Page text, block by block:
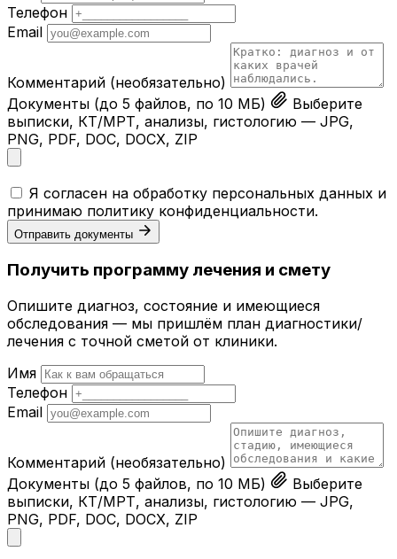
Телефон
Email
Комментарий (необязательно)
Документы (до 5 файлов, по 10 МБ)
Выберите
выписки, КТ/МРТ, анализы, гистологию — JPG,
PNG, PDF, DOC, DOCX, ZIP
Я согласен на обработку персональных данных и
принимаю политику конфиденциальности.
Отправить документы
Получить программу лечения и смету
Опишите диагноз, состояние и имеющиеся
обследования — мы пришлём план диагностики/
лечения с точной сметой от клиники.
Имя
Телефон
Email
Комментарий (необязательно)
Документы (до 5 файлов, по 10 МБ)
Выберите
выписки, КТ/МРТ, анализы, гистологию — JPG,
PNG, PDF, DOC, DOCX, ZIP